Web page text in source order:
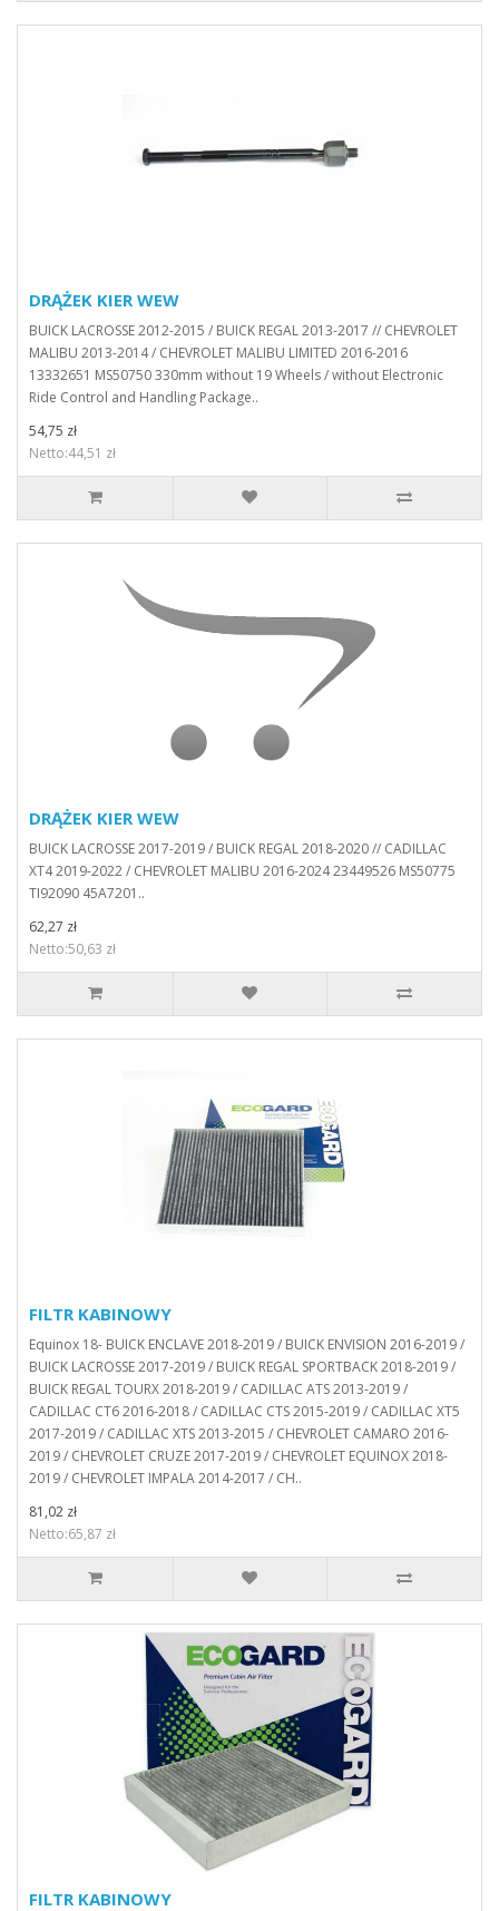
DRĄŻEK KIER WEW
BUICK LACROSSE 2012-2015 / BUICK REGAL 2013-2017 // CHEVROLET
MALIBU 2013-2014 / CHEVROLET MALIBU LIMITED 2016-2016
13332651 MS50750 330mm without 19 Wheels / without Electronic
Ride Control and Handling Package..
54,75 zł
Netto:44,51 zł
DRĄŻEK KIER WEW
BUICK LACROSSE 2017-2019 / BUICK REGAL 2018-2020 // CADILLAC
XT4 2019-2022 / CHEVROLET MALIBU 2016-2024 23449526 MS50775
TI92090 45A7201..
62,27 zł
Netto:50,63 zł
FILTR KABINOWY
Equinox 18- BUICK ENCLAVE 2018-2019 / BUICK ENVISION 2016-2019 /
BUICK LACROSSE 2017-2019 / BUICK REGAL SPORTBACK 2018-2019 /
BUICK REGAL TOURX 2018-2019 / CADILLAC ATS 2013-2019 /
CADILLAC CT6 2016-2018 / CADILLAC CTS 2015-2019 / CADILLAC XT5
2017-2019 / CADILLAC XTS 2013-2015 / CHEVROLET CAMARO 2016-
2019 / CHEVROLET CRUZE 2017-2019 / CHEVROLET EQUINOX 2018-
2019 / CHEVROLET IMPALA 2014-2017 / CH..
81,02 zł
Netto:65,87 zł
FILTR KABINOWY